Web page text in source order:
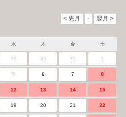
水 木 金 土
29 30 31 1
5 6 7 8
12 13 14 15
19 20 21 22